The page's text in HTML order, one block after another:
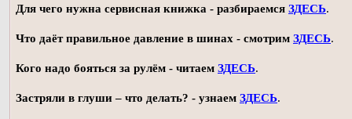
Для чего нужна сервисная книжка - разбираемся ЗДЕСЬ.
Что даёт правильное давление в шинах - смотрим ЗДЕСЬ.
Кого надо бояться за рулём - читаем ЗДЕСЬ.
Застряли в глуши – что делать? - узнаем ЗДЕСЬ.